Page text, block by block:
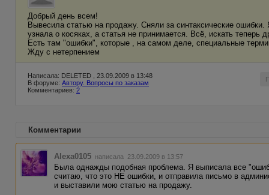
Добрый день всем!
Вывесила статью на продажу. Сняли за синтаксические
узнала о косяках, а статья не принимается. Всё, искать теперь
Есть там "ошибки", которые , на самом деле, специальные
Жду с нетерпением
Написала: DELETED , 23.09.2009 в 13:48
В форуме: Автору. Вопросы по заказам
Комментариев: 2
Комментарии
Alexa0105 написала 23.09.2009 в 13:57
Была однажды подобная проблема. Я выписала все
считаю, что это НЕ ошибки, и отправила письмо в
и выставили мою статью на продажу.